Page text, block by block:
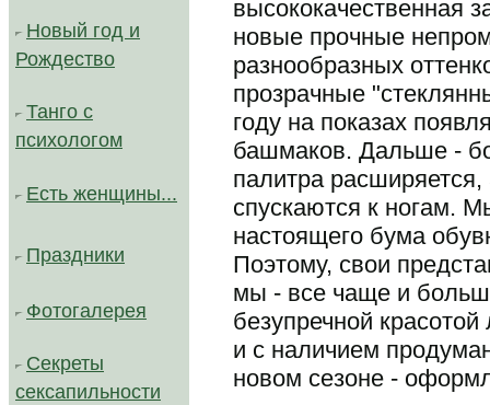
Новый год и
Рождество
Танго с
психологом
Есть женщины...
Праздники
Фотогалерея
Секреты
сексапильности
высококачественная
новые прочные
разнообразных
прозрачные
году на показах
башмаков. Дальше -
палитра
спускаются к ногам.
настоящего бума
Поэтому, свои
мы - все чаще и
безупречной
и с наличием
новом сезоне -